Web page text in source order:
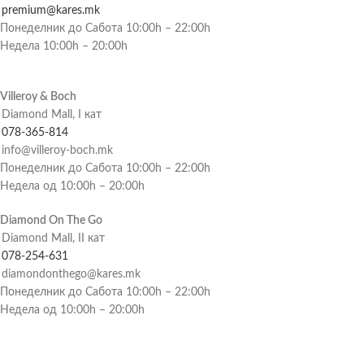
premium@kares.mk
Понеделник до Сабота 10:00h – 22:00h
Недела 10:00h – 20:00h
Villeroy & Boch
Diamond Mall, I кат
078-365-814
info@villeroy-boch.mk
Понеделник до Сабота 10:00h – 22:00h
Недела од 10:00h – 20:00h
Diamond On The Go
Diamond Mall, II кат
078-254-631
diamondonthego@kares.mk
Понеделник до Сабота 10:00h – 22:00h
Недела од 10:00h – 20:00h